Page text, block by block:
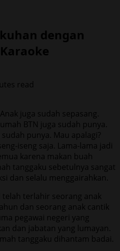
dengan
read
juga sudah sepasang.
BTN juga sudah punya.
punya. Mau apalagi?
iseng saja. Lama-lama jadi
karena makan buah
tanggaku sebetulnya sangat
dan selalu menggairahkan.
terlahir seorang anak
dan seorang anak cantik
pegawai negeri yang
dan jabatan yang lumayan.
tanggaku dihantam badai.